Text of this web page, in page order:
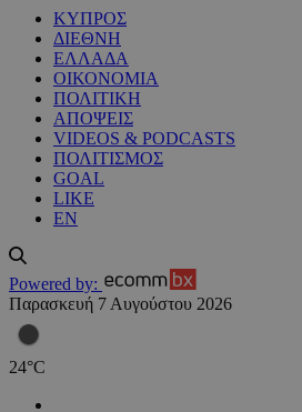
ΚΥΠΡΟΣ
ΔΙΕΘΝΗ
ΕΛΛΑΔΑ
ΟΙΚΟΝΟΜΙΑ
ΠΟΛΙΤΙΚΗ
ΑΠΟΨΕΙΣ
VIDEOS & PODCASTS
ΠΟΛΙΤΙΣΜΟΣ
GOAL
LIKE
EN
Powered by:
Παρασκευή 7 Αυγούστου 2026
24°C